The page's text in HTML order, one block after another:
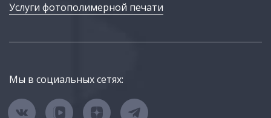
Услуги фотополимерной печати
Мы в социальных сетях: